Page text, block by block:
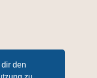
den